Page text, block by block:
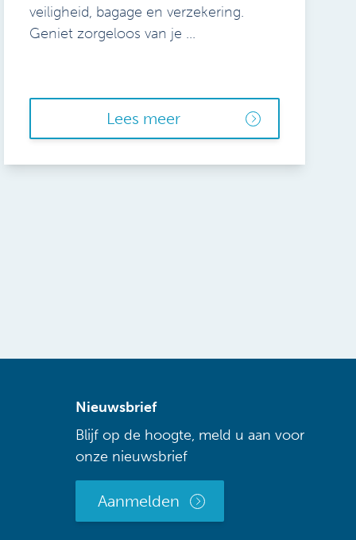
veiligheid, bagage en verzekering.
Geniet zorgeloos van je ...
Lees meer
Nieuwsbrief
Blijf op de hoogte, meld u aan voor
onze nieuwsbrief
Aanmelden